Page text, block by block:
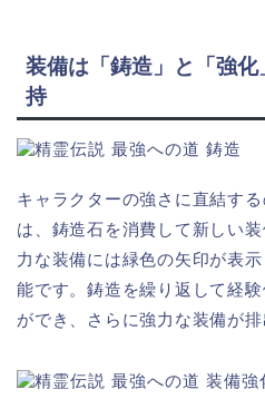
装備は「鋳造」と「強
持
キャラクターの強さに直結す
は、鋳造石を消費して新しい
力な装備には緑色の矢印が表
能です。鋳造を繰り返して経
ができ、さらに強力な装備が